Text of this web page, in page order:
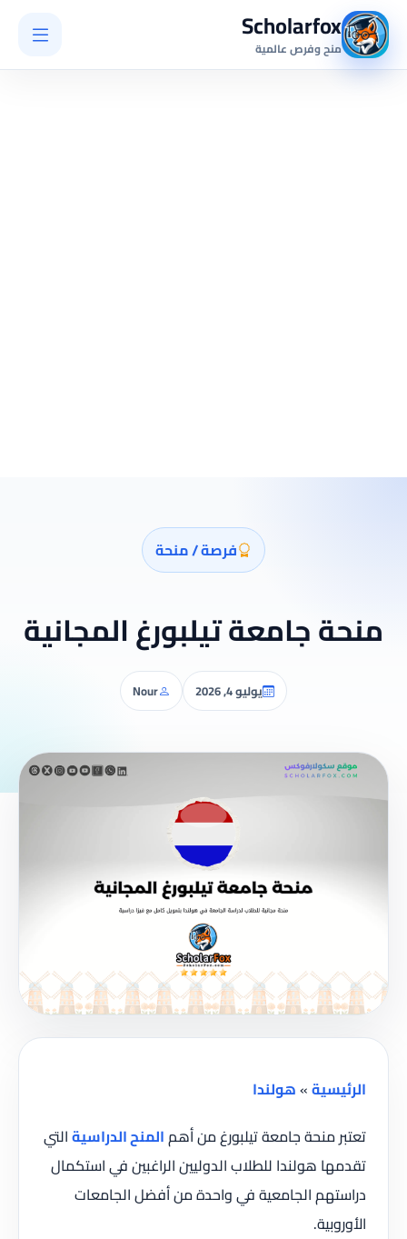
Scholarfox
منح وفرص عالمية
فرصة / منحة
منحة جامعة تيلبورغ المجانية
يوليو 4, 2026 Nour
الرئيسية»هولندا
تعتبر منحة جامعة تيلبورغ من أهمالمنح الدراسيةالتي
تقدمها هولندا للطلاب الدوليين الراغبين في استكمال
دراستهم الجامعية في واحدة من أفضل الجامعات
الأوروبية.